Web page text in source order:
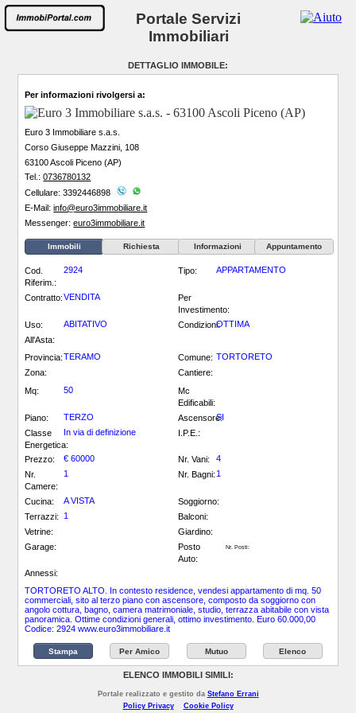
Portale Servizi
Immobiliari
DETTAGLIO IMMOBILE:
Per informazioni rivolgersi a:
Euro 3 Immobiliare s.a.s.
Corso Giuseppe Mazzini, 108
63100 Ascoli Piceno (AP)
Tel.:0736780132
Cellulare: 3392446898
E-Mail:info@euro3immobiliare.it
Messenger:euro3immobiliare.it
Immobili Richiesta Informazioni Appuntamento
Cod.
Riferim.:
2924 Tipo: APPARTAMENTO
Contratto:VENDITA
Per
Investimento:
Uso:
ABITATIVO Condizioni:OTTIMA
All'Asta:
Provincia:TERAMO Comune: TORTORETO
Zona:
Cantiere:
Mq:
50
Mc
Edificabili:
Piano:
TERZO Ascensore:
SI
Classe
Energetica:
In via di definizione I.P.E.:
Prezzo: € 60000 Nr. Vani:
4
Nr.
Camere:
1 Nr. Bagni: 1
Cucina: A VISTA
Soggiorno:
Terrazzi:
1
Balconi:
Vetrine:
Giardino:
Garage:
Posto
Auto:
Nr. Posti:
Annessi:
TORTORETO ALTO. In contesto residence, vendesi appartamento di mq. 50
commerciali, sito al terzo piano con ascensore, composto da soggiorno con
angolo cottura, bagno, camera matrimoniale, studio, terrazza abitabile con vista
panoramica. Ottime condizioni generali, ottimo investimento. Euro 60.000,00
Codice: 2924 www.euro3immobiliare.it
Stampa Per Amico Mutuo Elenco
ELENCO IMMOBILI SIMILI:
Portale realizzato e gestito da Stefano Errani
Policy Privacy
Cookie Policy